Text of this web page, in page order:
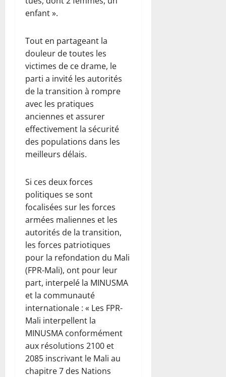
enfant ».
Tout en partageant la
douleur de toutes les
victimes de ce drame, le
parti a invité les autorités
de la transition à rompre
avec les pratiques
anciennes et assurer
effectivement la sécurité
des populations dans les
meilleurs délais.
Si ces deux forces
politiques se sont
focalisées sur les forces
armées maliennes et les
autorités de la transition,
les forces patriotiques
pour la refondation du Mali
(FPR-Mali), ont pour leur
part, interpelé la MINUSMA
et la communauté
internationale : « Les FPR-
Mali interpellent la
MINUSMA conformément
aux résolutions 2100 et
2085 inscrivant le Mali au
chapitre 7 des Nations